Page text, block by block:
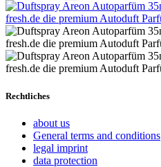
Rechtliches
about us
General terms and conditions
legal imprint
data protection